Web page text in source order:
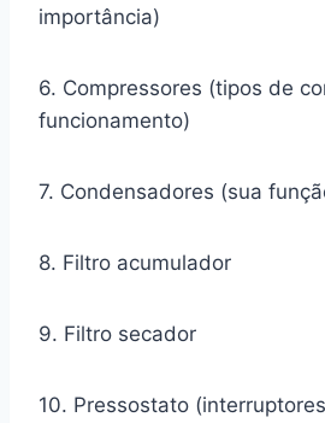
importância)
6. Compressores (tipos de
funcionamento)
7. Condensadores (sua
8. Filtro acumulador
9. Filtro secador
10. Pressostato